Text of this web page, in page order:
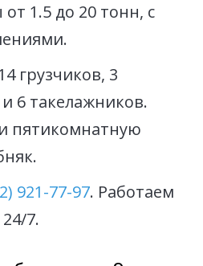
1.5 до 20 тонн, с
грузчиков, 3
6 такелажников.
пятикомнатную
921-77-97. Работаем
24/7.